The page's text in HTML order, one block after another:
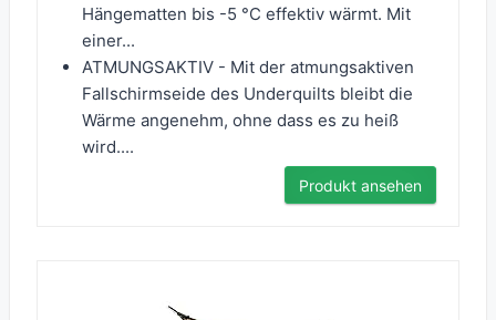
Hängematten bis -5 °C effektiv wärmt. Mit
einer...
ATMUNGSAKTIV - Mit der atmungsaktiven
Fallschirmseide des Underquilts bleibt die
Wärme angenehm, ohne dass es zu heiß
wird....
Produkt ansehen